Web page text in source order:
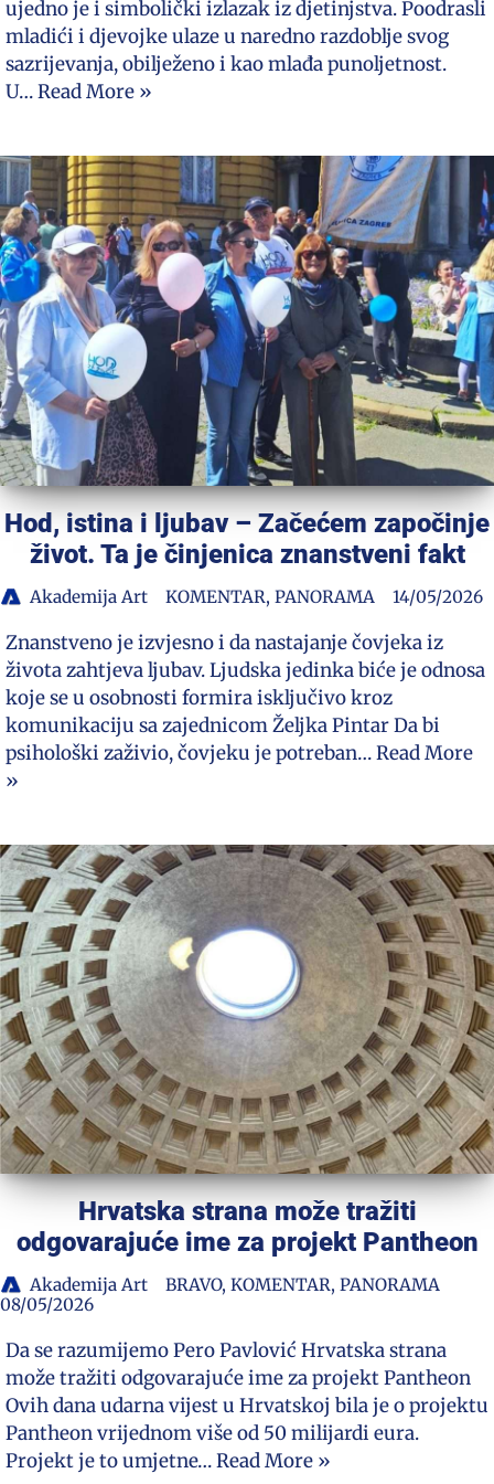
ujedno je i simbolički izlazak iz djetinjstva. Poodrasli
mladići i djevojke ulaze u naredno razdoblje svog
sazrijevanja, obilježeno i kao mlađa punoljetnost.
U…Read More »
Hod, istina i ljubav – Začećem započinje
život. Ta je činjenica znanstveni fakt
Akademija Art KOMENTAR, PANORAMA 14/05/2026
Znanstveno je izvjesno i da nastajanje čovjeka iz
života zahtjeva ljubav. Ljudska jedinka biće je odnosa
koje se u osobnosti formira isključivo kroz
komunikaciju sa zajednicom Željka Pintar Da bi
psihološki zaživio, čovjeku je potreban…Read More
»
Hrvatska strana može tražiti
odgovarajuće ime za projekt Pantheon
Akademija Art BRAVO, KOMENTAR, PANORAMA
08/05/2026
Da se razumijemo Pero Pavlović Hrvatska strana
može tražiti odgovarajuće ime za projekt Pantheon
Ovih dana udarna vijest u Hrvatskoj bila je o projektu
Pantheon vrijednom više od 50 milijardi eura.
Projekt je to umjetne…Read More »